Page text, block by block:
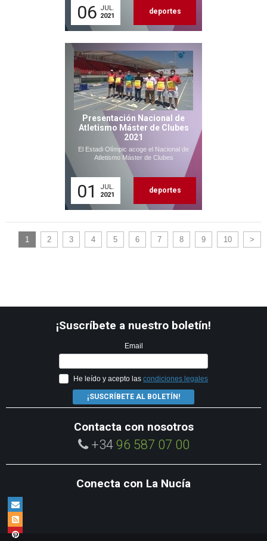
06 JUL.
2021
deportes
Presentación Nacional de
Atletismo Máster de Clubes
2021
El Estadi Olímpic acoge el Nacional de
Atletismo Máster de Clubes
01
JUL.
2021
deportes
1 2 3 4 5 6 7 8 9 10 >
¡Suscríbete a nuestro boletín!
Email
He leído y acepto las condiciones legales
¡SUSCRÍBETE AL BOLETÍN!
Contacta con nosotros
+34 96 587 07 00
Conecta con La Nucía